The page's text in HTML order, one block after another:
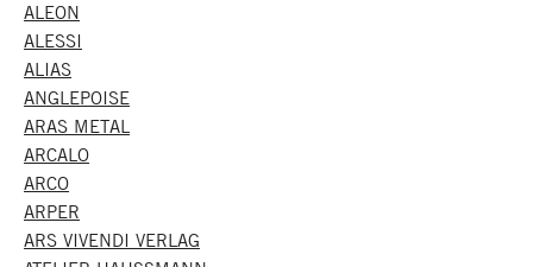
ALEON
ALESSI
ALIAS
ANGLEPOISE
ARAS METAL
ARCALO
ARCO
ARPER
ARS VIVENDI VERLAG